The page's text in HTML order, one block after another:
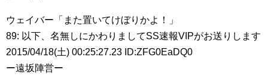
ウェイバー「また置いてけぼりかよ！」
89: 以下、名無しにかわりましてSS速報VIPがお送りします
2015/04/18(土) 00:25:27.23 ID:ZFG0EaDQ0
ー遠坂陣営ー